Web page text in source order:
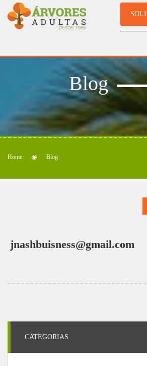
Blog
Home Blog
jnashbuisness@gmail.com
CATEGORIAS